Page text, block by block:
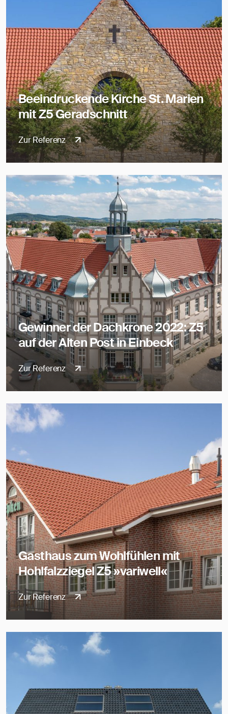
Beeindruckende Kirche St. Marien
mit Z5 Geradschnitt
Zur Referenz
Gewinner der Dachkrone 2022: Z5
auf der Alten Post in Einbeck
Zur Referenz
Gasthaus zum Wohlfühlen mit
Hohlfalzziegel Z5 »variwell«
Zur Referenz